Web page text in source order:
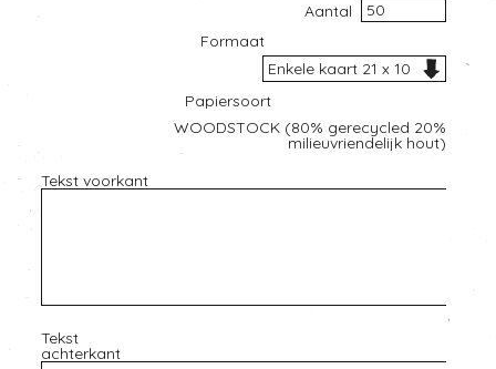
Aantal
Formaat
Papiersoort
WOODSTOCK (80% gerecycled 20%
milieuvriendelijk hout)
Tekst voorkant
Tekst
achterkant